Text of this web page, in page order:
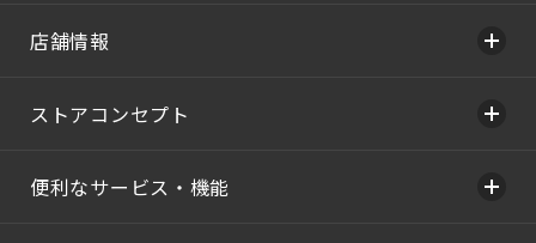
店舗情報
ストアコンセプト
便利なサービス・機能